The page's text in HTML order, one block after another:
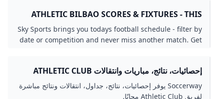
ATHLETIC BILBAO SCORES & FIXTURES - THIS
MONTHS SCHEDULE OF FOOTBALL MATCHES
Sky Sports brings you todays football schedule - filter by
date or competition and never miss another match. Get
competitions including the Premier League and
Champions League. Watch live football on Sky Sports.
إحصائيات، نتائج، مباريات وانتقالات ATHLETIC CLUB
SOCCERWAYSoccerway يوفر إحصائيات، نتائج، جداول، انتقالات ونتائج مباشرة
لفريق Athletic Club مجانًا.